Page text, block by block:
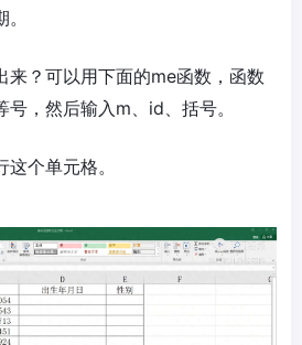
来？可以用下面的me函数，函数
，然后输入m、id、括号。
个单元格。